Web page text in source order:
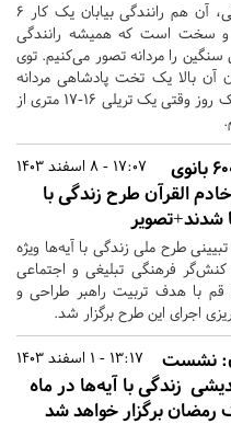
رانندگی، آن هم رانندگی بیابان یک کار ۶
و سخت است که همیشه رانندگی
سنگین را مردانه تصور می‌کنیم. توی
آن بالا یک تخت پادشاهی مردانه
است که شاید توی مخیّله‌مان هم نگُنجَد یک روز وقتی یک تریلی ۱۶-۱۷ متری از
17:07 - 8 اسفند 1403
۶۰۰ بانوی
القرآن طرح زندگی با
شدند+تصویر
تبیینی طرح ملی زندگی با آیه‌ها ویژه
کنش‌گر فرهنگی تبلیغی و اجتماعی
قم با هدف تربیت راهبر طراحی و
اجرای این طرح برگزار شد.
13:17 - 1 اسفند 1403
نشست
زندگی با آیه‌ها در ماه
رمضان برگزار خواهد شد